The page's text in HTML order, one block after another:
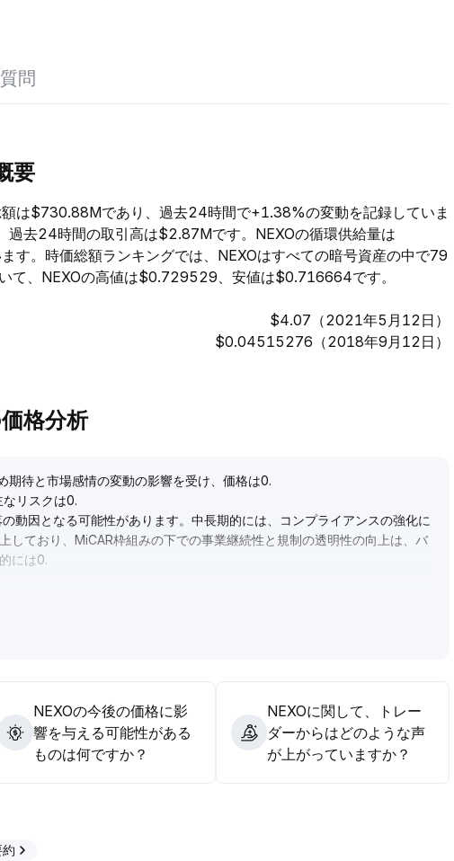
問
要
は$730.88Mであり、過去24時間で+1.38%の変動を記録していま
去24時間の取引高は$2.87Mです。NEXOの循環供給量は
す。時価総額ランキングでは、NEXOはすべての暗号資産の中で79
て、NEXOの高値は$0.729529、安値は$0.716664です。
$4.07（2021年5月12日）
$0.04515276（2018年9月12日）
格分析
期待と市場感情の変動の影響を受け、価格は0.
リスクは0.
動因となる可能性があります。中長期的には、コンプライアンスの強化に
しており、MiCAR枠組みの下での事業継続性と規制の透明性の向上は、バ
には0.
注視し、0
します。中期的には調整局面で徐々に建玉を増やし、コンプライアンス恩
優先的に展開してください。
NEXOの今後の価格に影
響を与える可能性がある
ものは何ですか？
NEXOに関して、トレー
ダーからはどのような声
が上がっていますか？